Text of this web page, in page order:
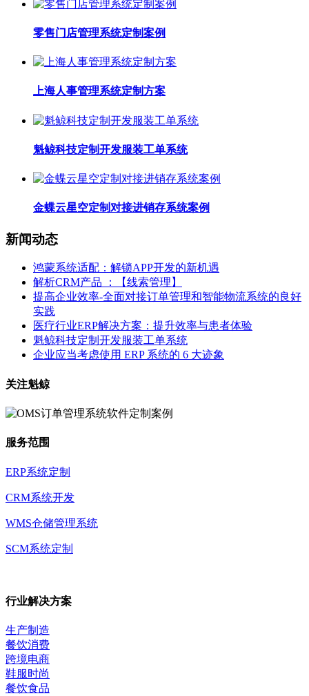
零售门店管理系统定制案例
上海人事管理系统定制方案
魁鲸科技定制开发服装工单系统
金蝶云星空定制对接进销存系统案例
新闻动态
鸿蒙系统适配：解锁APP开发的新机遇
解析CRM产品 ：【线索管理】
提高企业效率-全面对接订单管理和智能物流系统的良好
实践
医疗行业ERP解决方案：提升效率与患者体验
魁鲸科技定制开发服装工单系统
企业应当考虑使用 ERP 系统的 6 大迹象
关注魁鲸
服务范围
ERP系统定制
CRM系统开发
WMS仓储管理系统
SCM系统定制
行业解决方案
生产制造
餐饮消费
跨境电商
鞋服时尚
餐饮食品